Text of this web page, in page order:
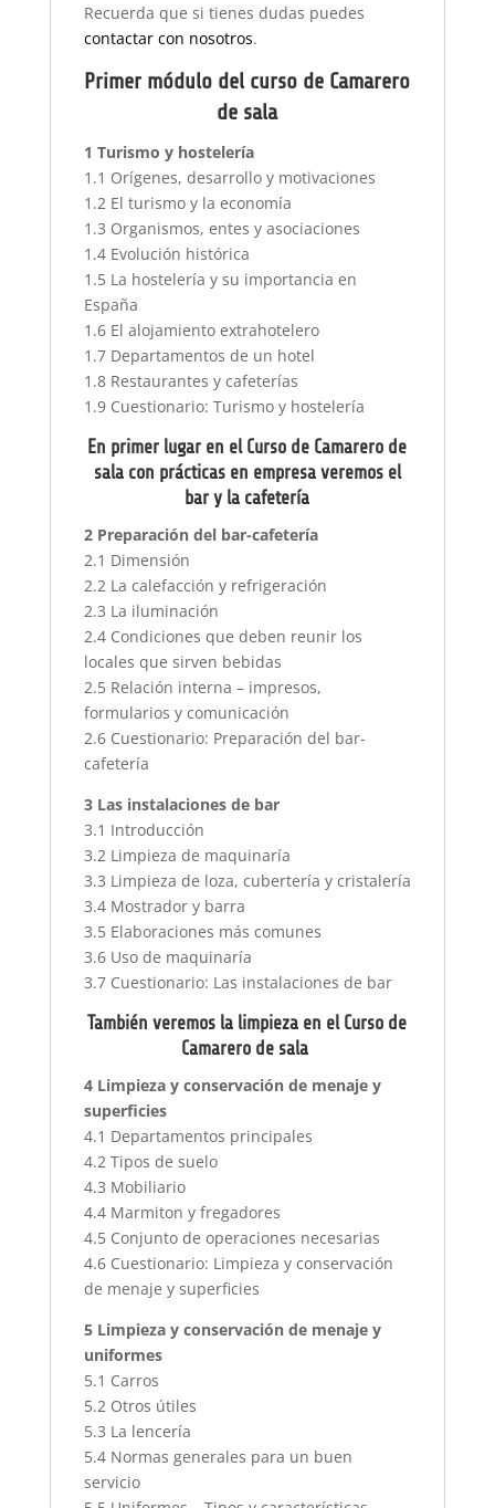
Recuerda que si tienes dudas puedes
contactar con nosotros.
Primer módulo del curso de Camarero
de sala
1 Turismo y hostelería
1.1 Orígenes, desarrollo y motivaciones
1.2 El turismo y la economía
1.3 Organismos, entes y asociaciones
1.4 Evolución histórica
1.5 La hostelería y su importancia en
España
1.6 El alojamiento extrahotelero
1.7 Departamentos de un hotel
1.8 Restaurantes y cafeterías
1.9 Cuestionario: Turismo y hostelería
En primer lugar en el Curso de Camarero de
sala con prácticas en empresa veremos el
bar y la cafetería
2 Preparación del bar-cafetería
2.1 Dimensión
2.2 La calefacción y refrigeración
2.3 La iluminación
2.4 Condiciones que deben reunir los
locales que sirven bebidas
2.5 Relación interna – impresos,
formularios y comunicación
2.6 Cuestionario: Preparación del bar-
cafetería
3 Las instalaciones de bar
3.1 Introducción
3.2 Limpieza de maquinaría
3.3 Limpieza de loza, cubertería y cristalería
3.4 Mostrador y barra
3.5 Elaboraciones más comunes
3.6 Uso de maquinaría
3.7 Cuestionario: Las instalaciones de bar
También veremos la limpieza en el Curso de
Camarero de sala
4 Limpieza y conservación de menaje y
superficies
4.1 Departamentos principales
4.2 Tipos de suelo
4.3 Mobiliario
4.4 Marmiton y fregadores
4.5 Conjunto de operaciones necesarias
4.6 Cuestionario: Limpieza y conservación
de menaje y superficies
5 Limpieza y conservación de menaje y
uniformes
5.1 Carros
5.2 Otros útiles
5.3 La lencería
5.4 Normas generales para un buen
servicio